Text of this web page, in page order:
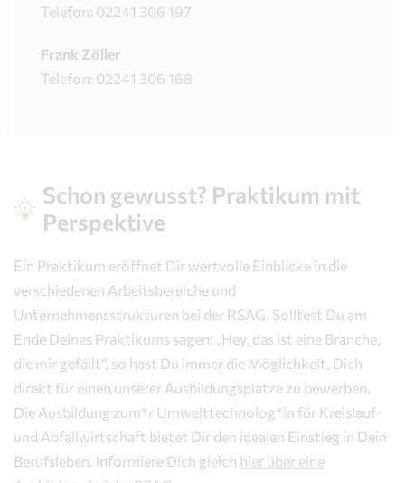
Telefon: 02241 306 197
Frank Zöller
Telefon: 02241 306 168
Schon gewusst? Praktikum mit
Perspektive
Ein Praktikum eröffnet Dir wertvolle Einblicke in die
verschiedenen Arbeitsbereiche und
Unternehmensstrukturen bei der RSAG. Solltest Du am
Ende Deines Praktikums sagen: „Hey, das ist eine Branche,
die mir gefällt“, so hast Du immer die Möglichkeit, Dich
direkt für einen unserer Ausbildungsplätze zu bewerben.
Die Ausbildung zum*r Umwelttechnolog*in für Kreislauf-
und Abfallwirtschaft bietet Dir den idealen Einstieg in Dein
Berufsleben. Informiere Dich gleich hier über eine